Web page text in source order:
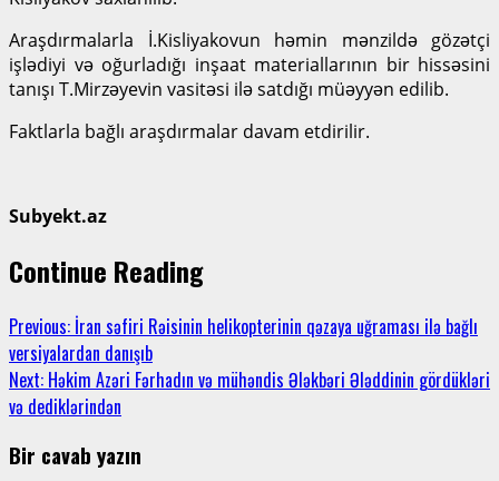
Araşdırmalarla İ.Kisliyakovun həmin mənzildə gözətçi
işlədiyi və oğurladığı inşaat materiallarının bir hissəsini
tanışı T.Mirzəyevin vasitəsi ilə satdığı müəyyən edilib.
Faktlarla bağlı araşdırmalar davam etdirilir.
Subyekt.az
Continue Reading
Previous: İran səfiri Rəisinin helikopterinin qəzaya uğraması ilə bağlı
versiyalardan danışıb
Next: Həkim Azəri Fərhadın və mühəndis Ələkbəri Ələddinin gördükləri
və dediklərindən
Bir cavab yazın